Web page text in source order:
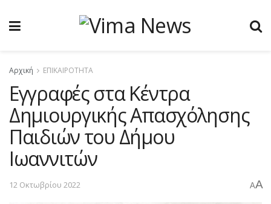
Αρχική ΕΠΙΚΑΙΡΟΤΗΤΑ
Εγγραφές στα Κέντρα
Δημιουργικής Απασχόλησης
Παιδιών του Δήμου
Ιωαννιτών
12 Οκτωβρίου 2022 AA